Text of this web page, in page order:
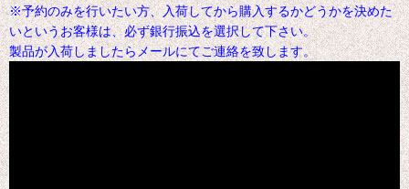
※予約のみを行いたい方、入荷してから購入するかどうかを決めた
いというお客様は、必ず銀行振込を選択して下さい。
製品が入荷しましたらメールにてご連絡を致します。